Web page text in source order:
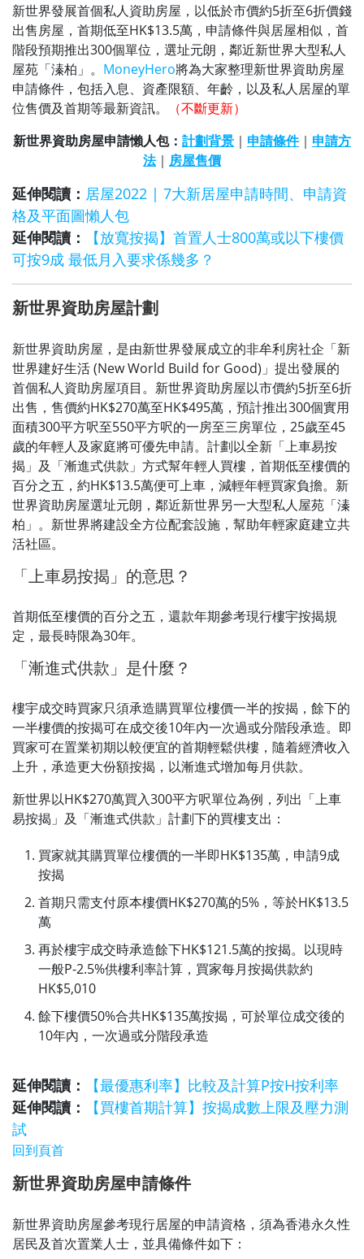
新世界發展首個私人資助房屋，以低於市價約5折至6折價錢
出售房屋，首期低至HK$13.5萬，申請條件與居屋相似，首
階段預期推出300個單位，選址元朗，鄰近新世界大型私人
屋苑「溱柏」。 MoneyHero將為大家整理新世界資助房屋
申請條件，包括入息、資產限額、年齡，以及私人居屋的單
位售價及首期等最新資訊。
（不斷更新）
新世界資助房屋申請懶人包： 計劃背景 ｜ 申請條件｜ 申請方
法｜ 房屋售價
延伸閱讀： 居屋2022 | 7大新居屋申請時間、申請資
格及平面圖懶人包
延伸閱讀：
【放寬按揭】首置人士800萬或以下樓價
可按9成 最低月入要求係幾多？
新世界資助房屋計劃
新世界資助房屋，是由新世界發展成立的非牟利房社企「新
世界建好生活 (New World Build for Good)」提出發展的
首個私人資助房屋項目。新世界資助房屋以市價約5折至6折
出售，售價約HK$270萬至HK$495萬，預計推出300個實用
面積300平方呎至550平方呎的一房至三房單位，25歲至45
歲的年輕人及家庭將可優先申請。計劃以全新「上車易按
揭」及「漸進式供款」方式幫年輕人買樓，首期低至樓價的
百分之五，約HK$13.5萬便可上車，減輕年輕買家負擔。新
世界資助房屋選址元朗，鄰近新世界另一大型私人屋苑「溱
柏」。新世界將建設全方位配套設施，幫助年輕家庭建立共
活社區。
「上車易按揭」的意思？
首期低至樓價的百分之五，還款年期參考現行樓宇按揭規
定，最長時限為30年。
「漸進式供款」是什麼？
樓宇成交時買家只須承造購買單位樓價一半的按揭，餘下的
一半樓價的按揭可在成交後10年內一次過或分階段承造。即
買家可在置業初期以較便宜的首期輕鬆供樓，隨着經濟收入
上升，承造更大份額按揭，以漸進式增加每月供款。
新世界以HK$270萬買入300平方呎單位為例，列出「上車
易按揭」及「漸進式供款」計劃下的買樓支出：
買家就其購買單位樓價的一半即HK$135萬，申請9成
按揭
首期只需支付原本樓價HK$270萬的5%，等於HK$13.5
萬
再於樓宇成交時承造餘下HK$121.5萬的按揭。以現時
一般P-2.5%供樓利率計算，買家每月按揭供款約
HK$5,010
餘下樓價50%合共HK$135萬按揭，可於單位成交後的
10年內，一次過或分階段承造
延伸閱讀：
【最優惠利率】比較及計算P按H按利率
延伸閱讀：
【買樓首期計算】按揭成數上限及壓力測
試
回到頁首
新世界資助房屋申請條件
新世界資助房屋參考現行居屋的申請資格，須為香港永久性
居民及首次置業人士，並具備條件如下：